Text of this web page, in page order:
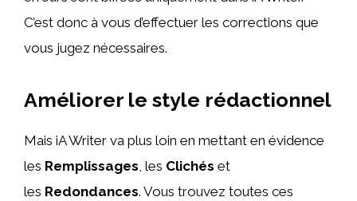
C’est donc à vous d’effectuer les corrections que
vous jugez nécessaires.
Améliorer le style rédactionnel
Mais iA Writer va plus loin en mettant en évidence
les Remplissages, les Clichés et
les Redondances. Vous trouvez toutes ces